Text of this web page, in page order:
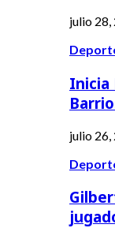
julio 28,
Inicia
julio 26,